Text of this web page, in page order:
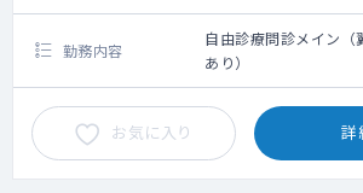
クシー利用要相談
勤務内容
自由診療問診メイン
あり）
お気に入り 詳